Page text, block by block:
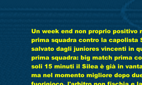
Un week end non proprio
prima squadra contro la capolista
salvato dagli juniores vincenti in
prima squadra: big match prima
soli 15 minuti il Silea è già in
ma nel momento migliore dopo